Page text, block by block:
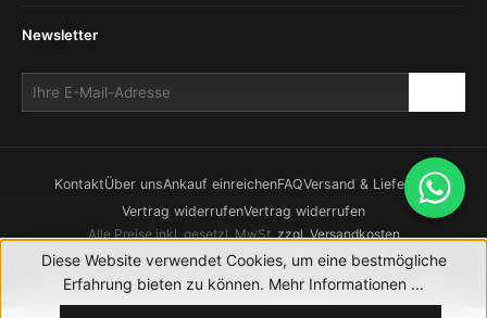
Newsletter
KontaktÜber unsAnkauf einreichenFAQVersand & Lieferung
Vertrag widerrufenVertrag widerrufen
Alle Preise inkl. gesetzl. MwSt.zzgl. Versandkosten
© 2026 CHRONOWERK GmbH. Alle Rechte vorbehalten.
Realisierung durch XICTRON
Diese Website verwendet Cookies, um eine bestmögliche
Erfahrung bieten zu können. Mehr Informationen ...